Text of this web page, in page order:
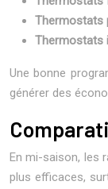
Thermostats
Thermostats
Une bonne
générer des
En mi-saison, les
plus efficaces,